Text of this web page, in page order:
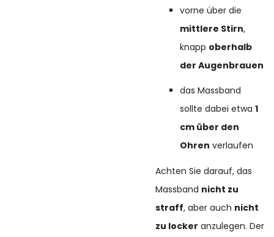
vorne über die
mittlere Stirn,
knapp oberhalb
der Augenbrauen
das Massband
sollte dabei etwa1
cm über den
Ohren verlaufen
Achten Sie darauf, das
Massband nicht zu
straff, aber auch nicht
zu locker anzulegen. Der